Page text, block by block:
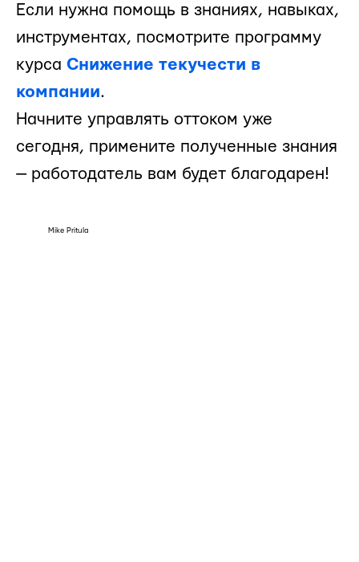
Если нужна помощь в знаниях, навыках,
инструментах, посмотрите программу
курса Снижение текучести в
компании.
Начните управлять оттоком уже
сегодня, примените полученные знания
— работодатель вам будет благодарен!
Mike Pritula